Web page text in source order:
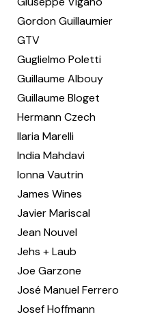
Gordon Guillaumier
GTV
Guglielmo Poletti
Guillaume Albouy
Guillaume Bloget
Hermann Czech
Ilaria Marelli
India Mahdavi
Ionna Vautrin
James Wines
Javier Mariscal
Jean Nouvel
Jehs + Laub
Joe Garzone
José Manuel Ferrero
Josef Hoffmann